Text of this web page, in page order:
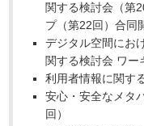
関する検討会（第
プ（第22回）合同
デジタル空間にお
関する検討会 ワー
利用者情報に関す
安心・安全なメタ
回）